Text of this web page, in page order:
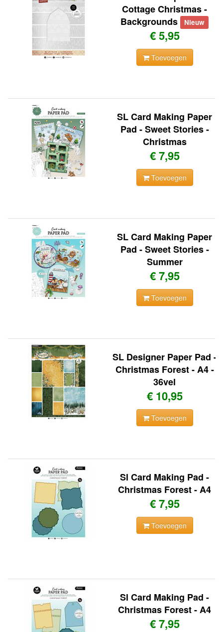
Cottage Christmas -
Backgrounds
Nieuw
€ 5,95
Toevoegen
SL Card Making Paper
Pad - Sweet Stories -
Christmas
€ 7,95
Toevoegen
SL Card Making Paper
Pad - Sweet Stories -
Summer
€ 7,95
Toevoegen
SL Designer Paper Pad -
Christmas Forest - A4 -
36vel
€ 10,95
Toevoegen
Sl Card Making Pad -
Christmas Forest - A4
€ 7,95
Toevoegen
Sl Card Making Pad -
Christmas Forest - A4
€ 7,95